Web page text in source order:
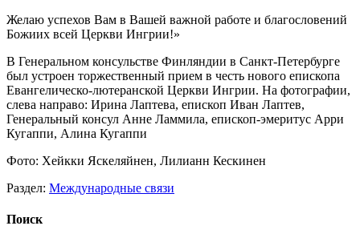
Желаю успехов Вам в Вашей важной работе и благословений
Божиих всей Церкви Ингрии!»
В Генеральном консульстве Финляндии в Санкт-Петербурге
был устроен торжественный прием в честь нового епископа
Евангелическо-лютеранской Церкви Ингрии. На фотографии,
слева направо: Ирина Лаптева, епископ Иван Лаптев,
Генеральный консул Анне Ламмила, епископ-эмеритус Арри
Кугаппи, Алина Кугаппи
Фото: Хейкки Яскеляйнен, Лилианн Кескинен
Раздел: Международные связи
Поиск